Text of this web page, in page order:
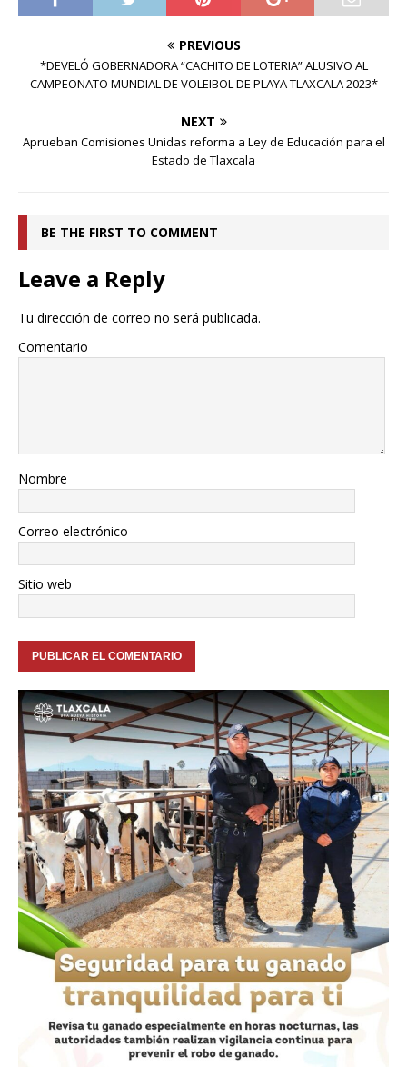
PREVIOUS
*DEVELÓ GOBERNADORA “CACHITO DE LOTERIA” ALUSIVO AL
CAMPEONATO MUNDIAL DE VOLEIBOL DE PLAYA TLAXCALA 2023*
NEXT
Aprueban Comisiones Unidas reforma a Ley de Educación para el
Estado de Tlaxcala
BE THE FIRST TO COMMENT
Leave a Reply
Tu dirección de correo no será publicada.
Comentario
Nombre
Correo electrónico
Sitio web